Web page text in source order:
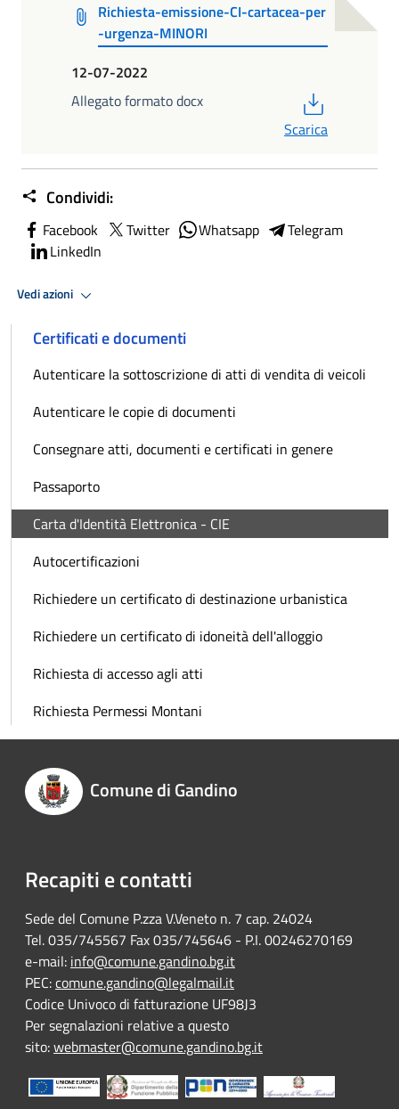
Richiesta-emissione-CI-cartacea-per
-urgenza-MINORI
12-07-2022
Allegato formato docx
Scarica
Condividi:
Facebook Twitter Whatsapp
Telegram
LinkedIn
Vedi azioni
Certificati e documenti
Autenticare la sottoscrizione di atti di vendita di veicoli
Autenticare le copie di documenti
Consegnare atti, documenti e certificati in genere
Passaporto
Carta d'Identità Elettronica - CIE
Autocertificazioni
Richiedere un certificato di destinazione urbanistica
Richiedere un certificato di idoneità dell'alloggio
Richiesta di accesso agli atti
Richiesta Permessi Montani
Comune di Gandino
Recapiti e contatti
Sede del Comune P.zza V.Veneto n. 7 cap. 24024
Tel. 035/745567 Fax 035/745646 - P.I. 00246270169
e-mail: info@comune.gandino.bg.it
PEC:comune.gandino@legalmail.it
Codice Univoco di fatturazione UF98J3
Per segnalazioni relative a questo
sito:webmaster@comune.gandino.bg.it